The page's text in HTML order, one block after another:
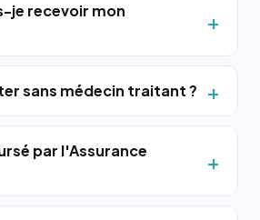
je recevoir mon
sans médecin traitant ?
par l'Assurance